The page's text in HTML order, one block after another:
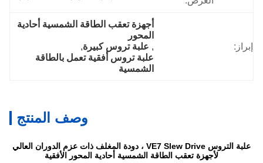
إبراز:
أجهزة تعقب الطاقة الشمسية أحادية
المحور
, علبة تروس كبيرة,
علبة تروس أفقية تعمل بالطاقة
الشمسية
وصف المنتج
علبة التروس VE7 Slew Drive ، دودة المغلف ذات عزم الدوران العالي
لأجهزة تعقب الطاقة الشمسية أحادية المحور الأفقية